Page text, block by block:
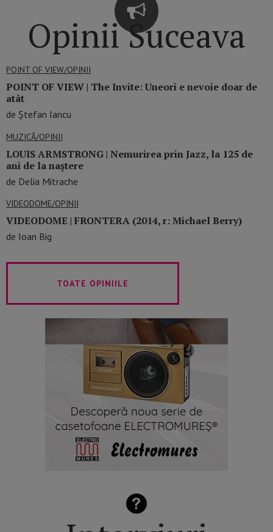
Opinii Suceava
POINT OF VIEW/OPINII
POINT OF VIEW | The Invite: Uneori e nevoie doar de
atât
de Ștefan Iancu
MUZICĂ/OPINII
LOUIS ARMSTRONG | Nemurirea prin Jazz, la 125 de
ani de la naștere
de Delia Mitrache
VIDEODOME/OPINII
VIDEODOME | FRONTERA (2014, r: Michael Berry)
de Ioan Big
TOATE OPINIILE